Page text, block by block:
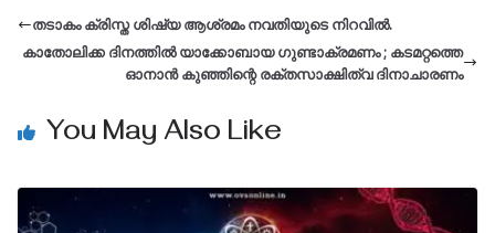
തടാകം ക്രിസ്ത ശിഷ്യ ആശ്രമം നവതിയുടെ നിറവിൽ.
കാതോലിക്ക ദിനത്തിൽ യാക്കോബായ ഗുണ്ടാക്രമണം ; കടമറ്റത്തെ
ഓനാൻ കുഞ്ഞിന്റെ രക്തസാക്ഷിത്വ ദിനാചാരണം
You May Also Like